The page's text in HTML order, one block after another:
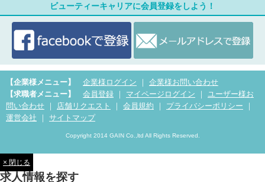
ビューティーキャリアに会員登録をしよう！
【企業様メニュー】 企業様ログイン ｜ 企業様お問い合わせ
【求職者メニュー】
会員登録 ｜ マイページログイン ｜
ユーザー様お
問い合わせ ｜ 店舗リクエスト ｜ 会員規約 ｜ プライバシーポリシー ｜
運営会社 ｜ サイトマップ
Copyright 2014 GAIN Co.,ltd All Rights Reserved.
× 閉じる
求人情報を探す